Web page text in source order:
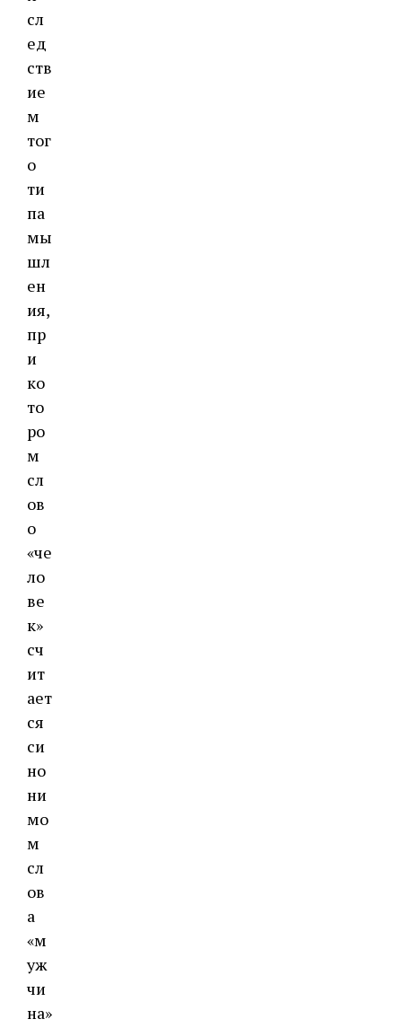
сл
ед
ств
ие
м
тог
о
ти
па
мы
шл
ен
ия,
пр
и
ко
то
ро
м
сл
ов
о
«че
ло
ве
к»
сч
ит
ает
ся
си
но
ни
мо
м
сл
ов
а
«м
уж
чи
на»